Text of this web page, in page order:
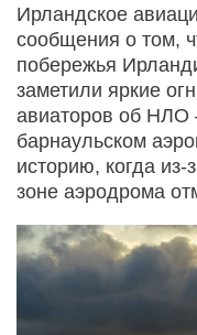
Ирландское
сообщения о том,
побережья
заметили яркие
авиаторов об НЛО
барнаульском
историю, когда из-
зоне аэродрома